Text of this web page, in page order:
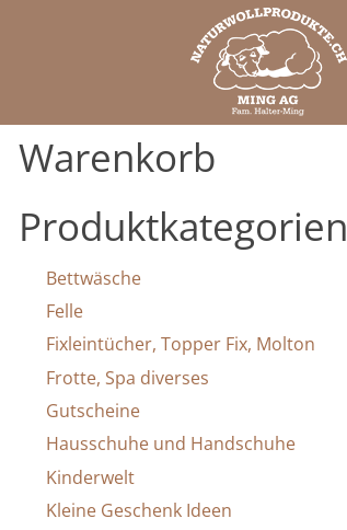
Warenkorb
Produktkategorien
Bettwäsche
Felle
Fixleintücher, Topper Fix, Molton
Frotte, Spa diverses
Gutscheine
Hausschuhe und Handschuhe
Kinderwelt
Kleine Geschenk Ideen